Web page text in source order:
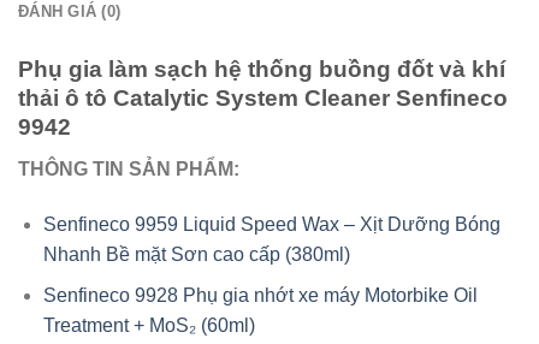
ĐÁNH GIÁ (0)
Phụ gia làm sạch hệ thống buồng đốt và khí
thải ô tô Catalytic System Cleaner Senfineco
9942
THÔNG TIN SẢN PHẨM:
Senfineco 9959 Liquid Speed Wax – Xịt Dưỡng Bóng
Nhanh Bề mặt Sơn cao cấp (380ml)
Senfineco 9928 Phụ gia nhớt xe máy Motorbike Oil
Treatment + MoS₂ (60ml)